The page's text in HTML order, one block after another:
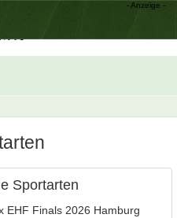
Sportarten
EHF Finals 2026 Hamburg